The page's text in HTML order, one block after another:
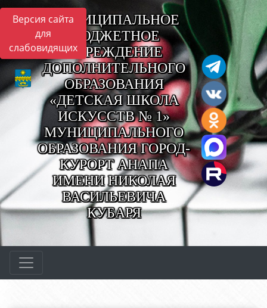
Версия сайта
для
слабовидящих
МУНИЦИПАЛЬНОЕ
БЮДЖЕТНОЕ
УЧРЕЖДЕНИЕ
ДОПОЛНИТЕЛЬНОГО
ОБРАЗОВАНИЯ
«ДЕТСКАЯ ШКОЛА
ИСКУССТВ № 1»
МУНИЦИПАЛЬНОГО
ОБРАЗОВАНИЯ ГОРОД-
КУРОРТ АНАПА
ИМЕНИ НИКОЛАЯ
ВАСИЛЬЕВИЧА
КУБАРЯ